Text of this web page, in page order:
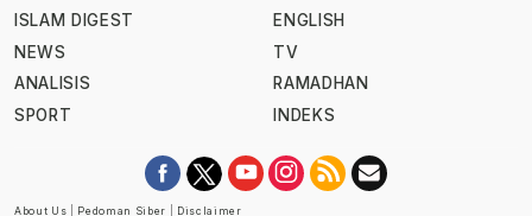
ISLAM DIGEST
NEWS
ANALISIS
SPORT
ENGLISH
TV
RAMADHAN
INDEKS
About Us Pedoman Siber Disclaimer